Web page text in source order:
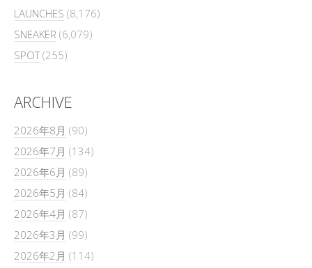
LAUNCHES (8,176)
SNEAKER (6,079)
SPOT(255)
ARCHIVE
2026年8月 (90)
2026年7月 (134)
2026年6月 (89)
2026年5月 (84)
2026年4月 (87)
2026年3月 (99)
2026年2月 (114)